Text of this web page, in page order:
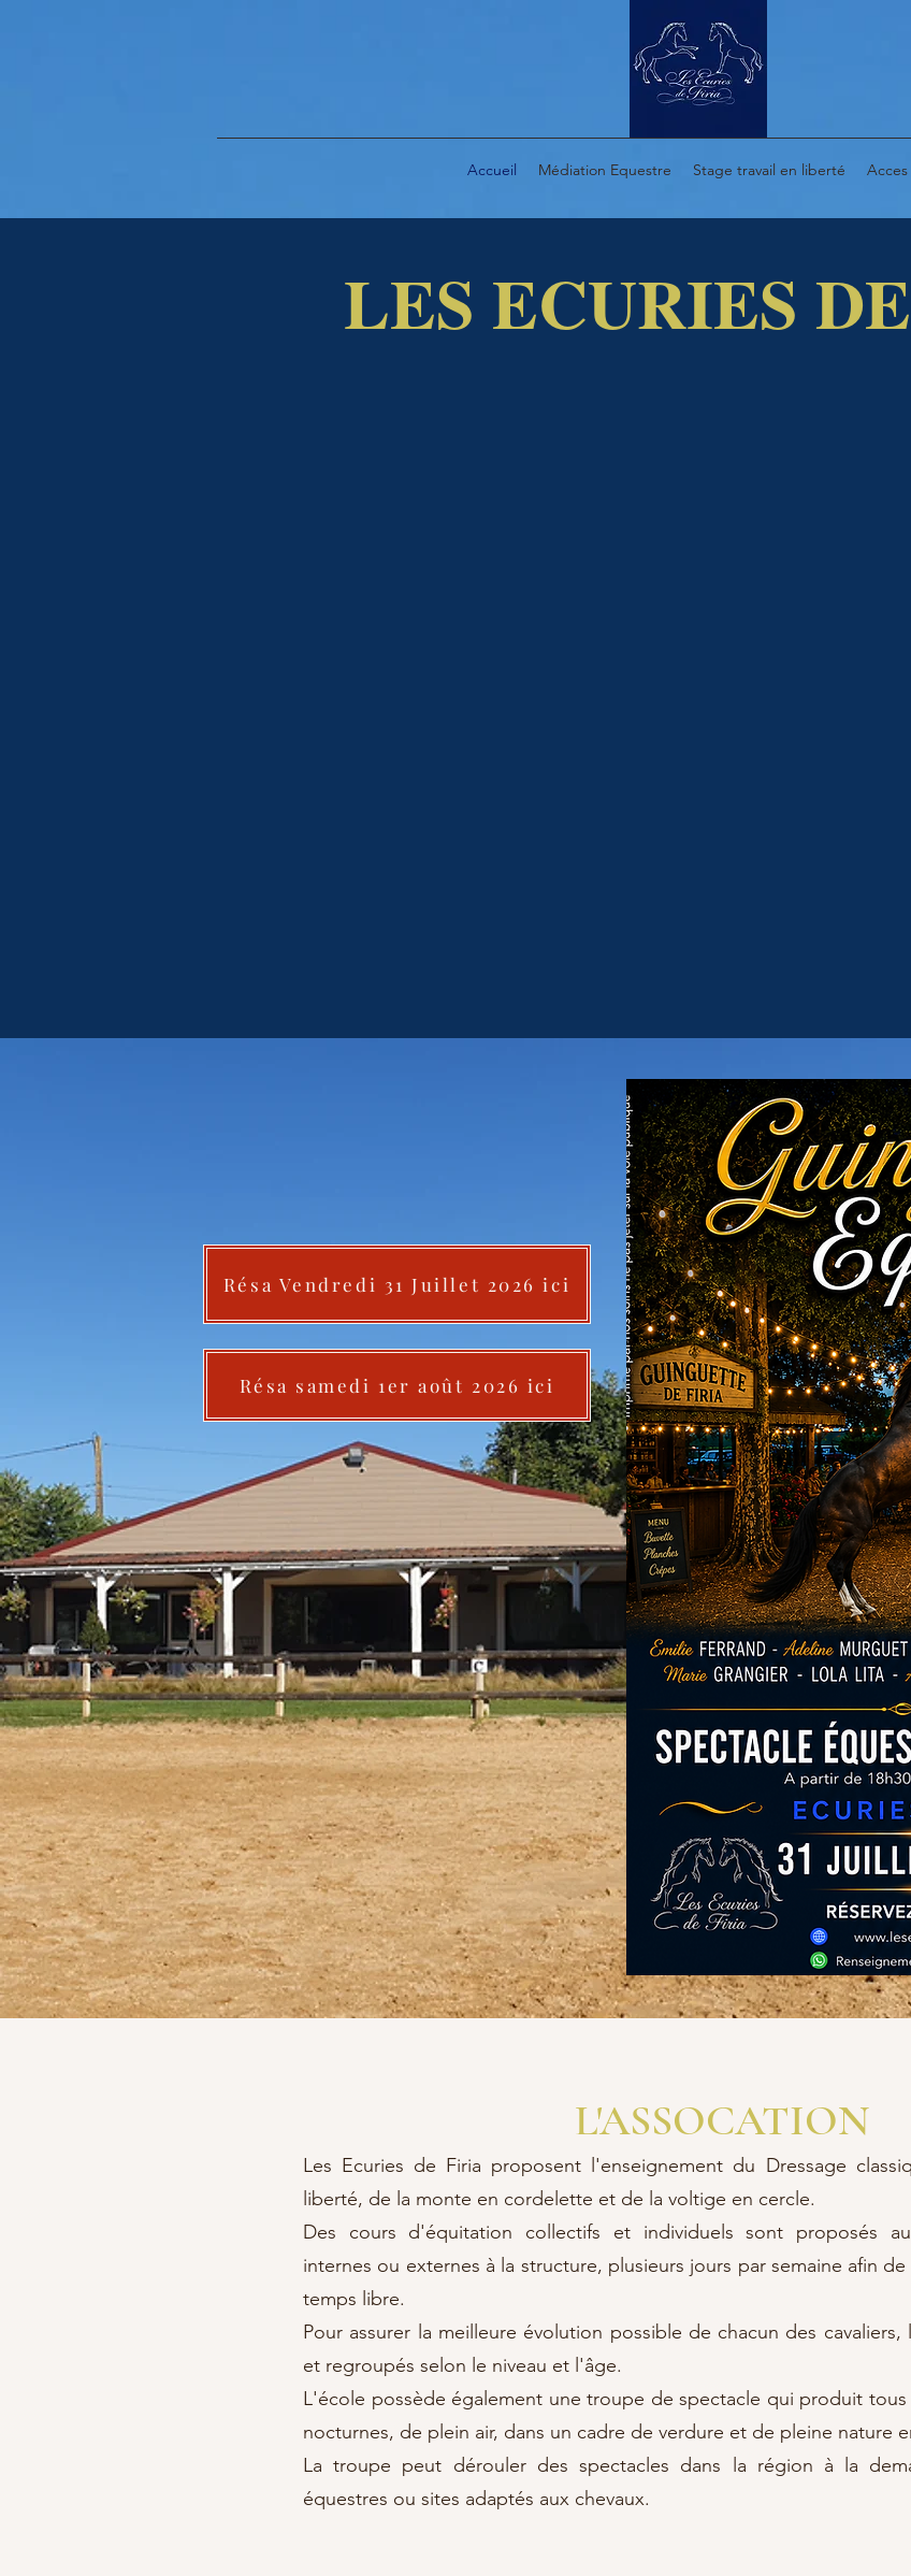
Accueil Médiation Equestre Stage travail en liberté
LES ECURIES
Résa Vendredi 31 Juillet 2026 ici
Résa samedi 1er août 2026 ici
L'ASSOCATION
Les Ecuries de Firia proposent l'enseignement du Dressage
liberté, de la monte en cordelette et de la voltige en cercle.
Des cours d'équitation collectifs et individuels sont proposés
internes ou externes à la structure, plusieurs jours par semaine afin
temps libre.
Pour assurer la meilleure évolution possible de chacun des
et regroupés selon le niveau et l'âge.
L'école possède également une troupe de spectacle qui produit tous
nocturnes, de plein air, dans un cadre de verdure et de pleine nature
La troupe peut dérouler des spectacles dans la région à la
équestres ou sites adaptés aux chevaux.